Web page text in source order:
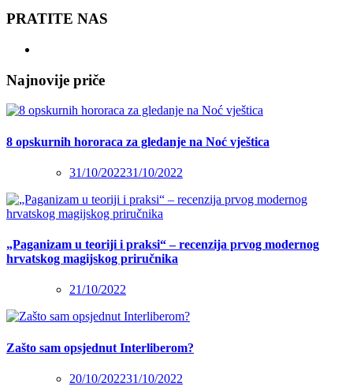
PRATITE NAS
Najnovije priče
8 opskurnih hororaca za gledanje na Noć vještica
31/10/202231/10/2022
„Paganizam u teoriji i praksi“ – recenzija prvog modernog
hrvatskog magijskog priručnika
21/10/2022
Zašto sam opsjednut Interliberom?
20/10/202231/10/2022